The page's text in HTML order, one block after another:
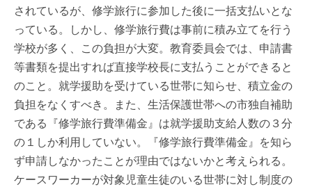
されているが、修学旅行に参加した後に一括支払いとな
っている。しかし、修学旅行費は事前に積み立てを行う
学校が多く、この負担が大変。教育委員会では、申請書
等書類を提出すれば直接学校長に支払うことができると
のこと。就学援助を受けている世帯に知らせ、積立金の
負担をなくすべき。また、生活保護世帯への市独自補助
である『修学旅行費準備金』は就学援助支給人数の３分
の１しか利用していない。『修学旅行費準備金』を知ら
ず申請しなかったことが理由ではないかと考えられる。
ケースワーカーが対象児童生徒のいる世帯に対し制度の